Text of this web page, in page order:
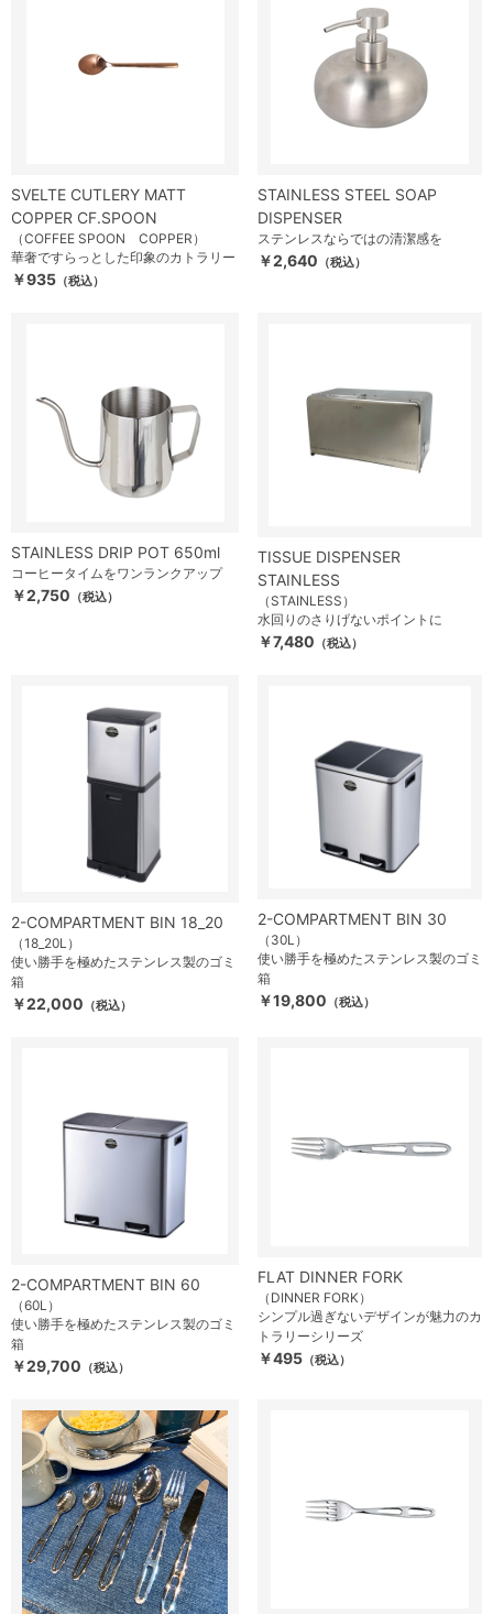
SVELTE CUTLERY MATT
COPPER CF.SPOON
（COFFEE SPOON COPPER）
華奢ですらっとした印象のカトラリー
￥935 （税込）
STAINLESS STEEL SOAP
DISPENSER
ステンレスならではの清潔感を
￥2,640 （税込）
STAINLESS DRIP POT 650ml
コーヒータイムをワンランクアップ
￥2,750 （税込）
TISSUE DISPENSER
STAINLESS
（STAINLESS）
水回りのさりげないポイントに
￥7,480 （税込）
2-COMPARTMENT BIN 18_20
（18_20L）
使い勝手を極めたステンレス製のゴミ
箱
￥22,000 （税込）
2-COMPARTMENT BIN 30
（30L）
使い勝手を極めたステンレス製のゴミ
箱
￥19,800 （税込）
2-COMPARTMENT BIN 60
（60L）
使い勝手を極めたステンレス製のゴミ
箱
￥29,700 （税込）
FLAT DINNER FORK
（DINNER FORK）
シンプル過ぎないデザインが魅力のカ
トラリーシリーズ
￥495 （税込）